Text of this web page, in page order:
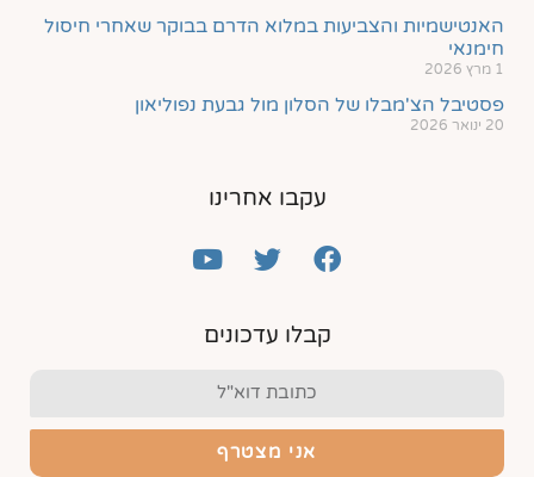
האנטישמיות והצביעות במלוא הדרם בבוקר שאחרי חיסול
חימנאי
1 מרץ 2026
פסטיבל הצ'מבלו של הסלון מול גבעת נפוליאון
20 ינואר 2026
עקבו אחרינו
קבלו עדכונים
אני מצטרף